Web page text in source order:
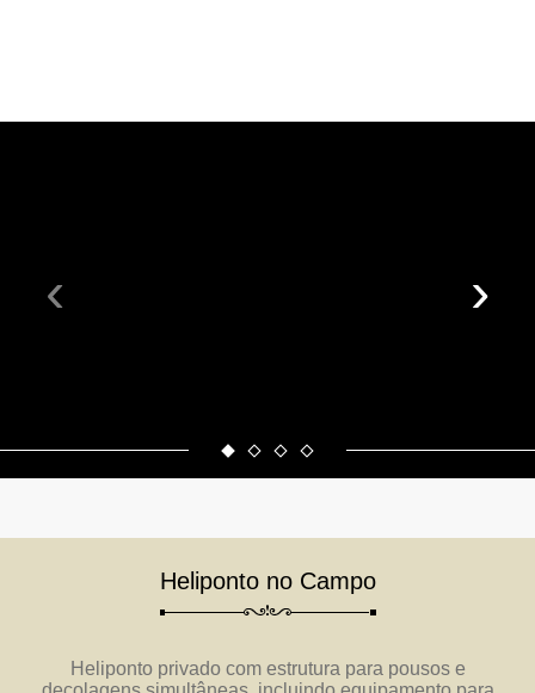
‹ ›
Heliponto no Campo
Heliponto privado com estrutura para pousos e